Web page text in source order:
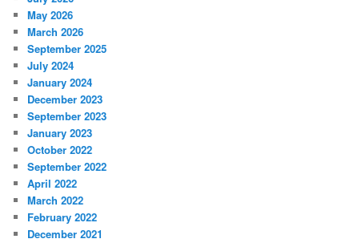
May 2026
March 2026
September 2025
July 2024
January 2024
December 2023
September 2023
January 2023
October 2022
September 2022
April 2022
March 2022
February 2022
December 2021